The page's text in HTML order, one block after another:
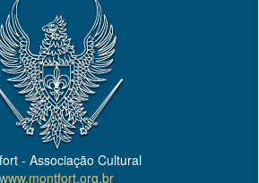
- Associação Cultural
www.montfort.org.br